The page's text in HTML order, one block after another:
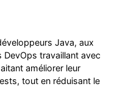
Java, aux
travaillant avec
améliorer leur
tout en réduisant le